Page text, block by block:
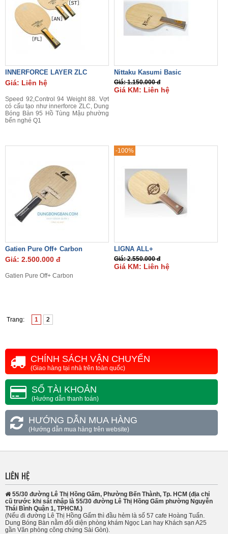
INNERFORCE LAYER ZLC
Giá: Liên hệ
Speed 92,Control 94 Weight 88. Vợt
có cấu tạo như innerforce ZLC, Dung
Bóng Bàn 95 Hồ Tùng Mậu phường
bến nghé Q1
Nittaku Kasumi Basic
Giá: 1.150.000 đ
Giá KM: Liên hệ
Gatien Pure Off+ Carbon
Giá: 2.500.000 đ
Gatien Pure Off+ Carbon
-100%
LIGNA ALL+
Giá: 2.550.000 đ
Giá KM: Liên hệ
Trang: 1 2
CHÍNH SÁCH VẬN CHUYỂN
(Giao hàng tại nhà trên toàn quốc)
SỐ TÀI KHOẢN
(Hướng dẫn thanh toán)
HƯỚNG DẪN MUA HÀNG
(Hướng dẫn mua hàng trên website)
LIÊN HỆ
55/30 đường Lê Thị Hồng Gấm, Phường Bến Thành, Tp. HCM (địa chỉ
cũ trước khi sát nhập là 55/30 đường Lê Thị Hồng Gấm phường Nguyễn
Thái Bình Quận 1, TPHCM.)
(Nếu đi đường Lê Thị Hồng Gấm thì đầu hẻm là số 57 cafe Hoàng Tuấn.
Dung Bóng Bàn nằm đối diện phòng khám Ngọc Lan hay Khách sạn A25
gần Văn phòng công chứng Sài Gòn).